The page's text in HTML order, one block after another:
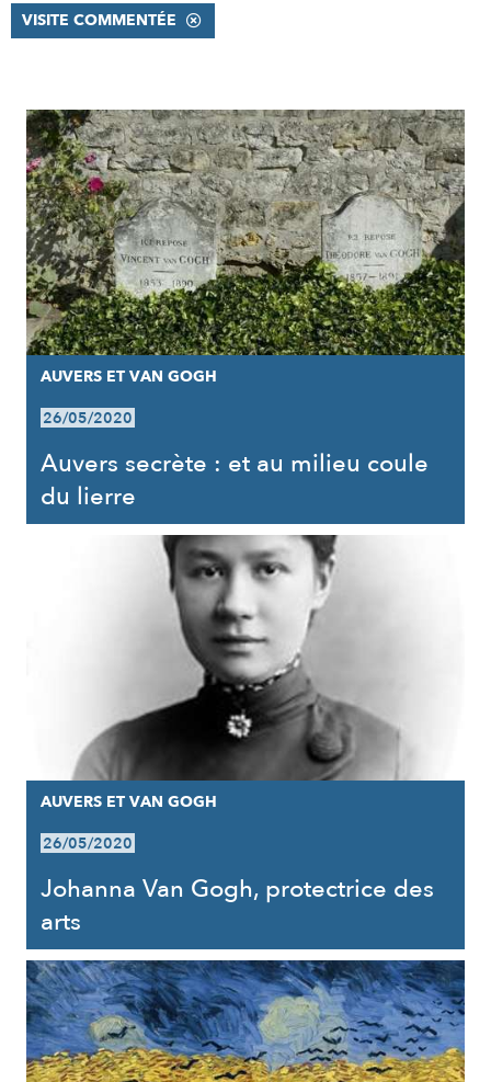
VISITE COMMENTÉE
RÉSULTATS
AUVERS ET VAN GOGH
26/05/2020
Auvers secrète : et au milieu coule
du lierre
AUVERS ET VAN GOGH
26/05/2020
Johanna Van Gogh, protectrice des
arts